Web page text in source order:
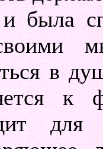
была
в
к
для